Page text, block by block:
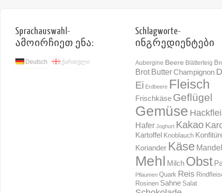
Sprachauswahl-
ამოირჩიეთ ენა:
Deutsch ქართული
Schlagworte-
ინგრედიენტები
Aubergine Beere Blätterteig
Brot ButterChampignon
Ei Erdbeere Fleisch
Frischkäse Geflügel
Gemüse
Hafer Joghurt Kakao
Kartoffel Knoblauch
Koriander Käse Mandel
Mehl Milch Obst
Pflaumen Quark Reis
Rosinen Sahne Salat